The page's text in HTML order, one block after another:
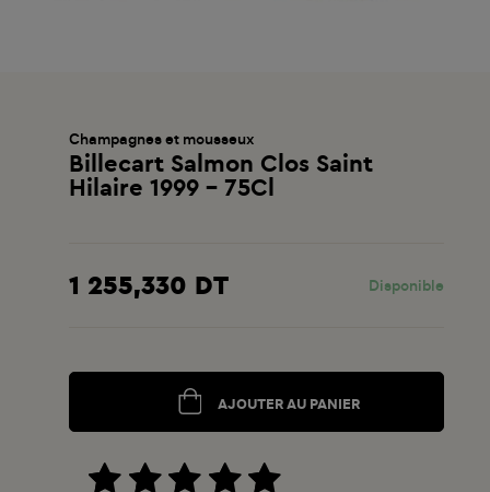
Champagnes et mousseux
Billecart Salmon Clos Saint
Hilaire 1999 - 75Cl
1 255,330 DT Disponible
AJOUTER AU PANIER